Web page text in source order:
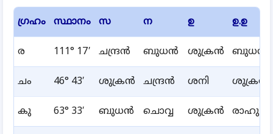
ഗ്രഹം സ്ഥാനം സ ന ഉ ഉ.ഉ
ര 111° 17′ ചന്ദ്രൻ ബുധൻ ശുക്രൻ ബുധൻ
ചം 46° 43′ ശുക്രൻ ചന്ദ്രൻ ശനി ശുക്രൻ
കു 63° 33′ ബുധൻ ചൊവ്വ ശുക്രൻ രാഹു